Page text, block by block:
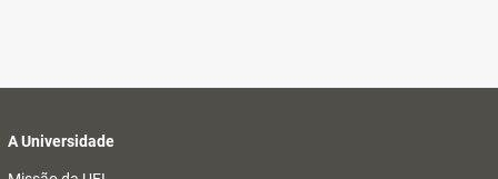
A Universidade